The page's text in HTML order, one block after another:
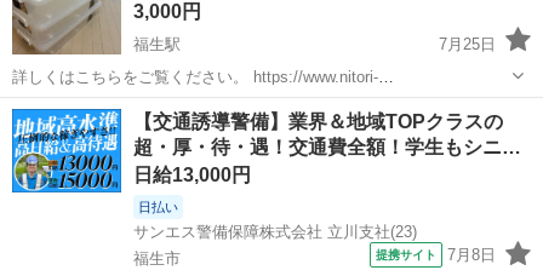
3,000円
福生駅
7月25日
詳しくはこちらをご覧ください。 https://www.nitori-
net.jp/ec/product/2115200004364s/
東京 福生市 福生駅 その他 キャスター
【交通誘導警備】業界＆地域TOPクラスの
超・厚・待・遇！交通費全額！学生もシニ…
日給13,000円
日払い
サンエス警備保障株式会社 立川支社(23)
福生市
提携サイト 7月8日